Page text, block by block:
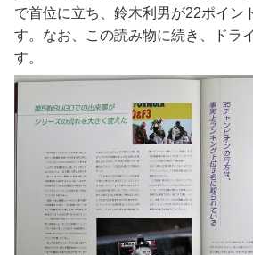
で首位に立ち、鈴木利男が22ポイン
す。なお、この読み物に続き、ドラ
す。